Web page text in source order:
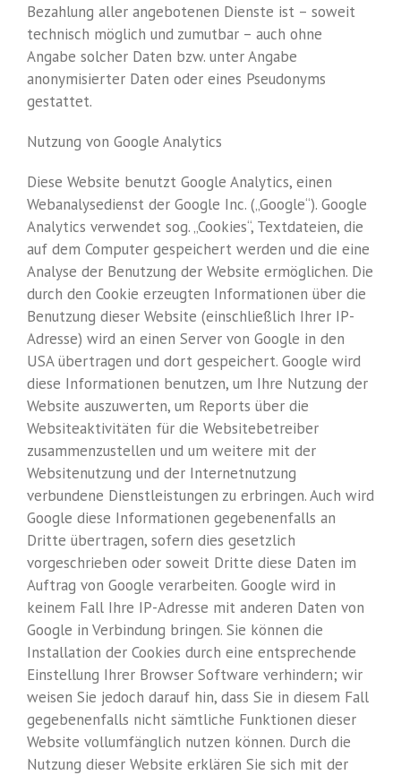
Bezahlung aller angebotenen Dienste ist – soweit
technisch möglich und zumutbar – auch ohne
Angabe solcher Daten bzw. unter Angabe
anonymisierter Daten oder eines Pseudonyms
gestattet.
Nutzung von Google Analytics
Diese Website benutzt Google Analytics, einen
Webanalysedienst der Google Inc. („Google“). Google
Analytics verwendet sog. „Cookies“, Textdateien, die
auf dem Computer gespeichert werden und die eine
Analyse der Benutzung der Website ermöglichen. Die
durch den Cookie erzeugten Informationen über die
Benutzung dieser Website (einschließlich Ihrer IP-
Adresse) wird an einen Server von Google in den
USA übertragen und dort gespeichert. Google wird
diese Informationen benutzen, um Ihre Nutzung der
Website auszuwerten, um Reports über die
Websiteaktivitäten für die Websitebetreiber
zusammenzustellen und um weitere mit der
Websitenutzung und der Internetnutzung
verbundene Dienstleistungen zu erbringen. Auch wird
Google diese Informationen gegebenenfalls an
Dritte übertragen, sofern dies gesetzlich
vorgeschrieben oder soweit Dritte diese Daten im
Auftrag von Google verarbeiten. Google wird in
keinem Fall Ihre IP-Adresse mit anderen Daten von
Google in Verbindung bringen. Sie können die
Installation der Cookies durch eine entsprechende
Einstellung Ihrer Browser Software verhindern; wir
weisen Sie jedoch darauf hin, dass Sie in diesem Fall
gegebenenfalls nicht sämtliche Funktionen dieser
Website vollumfänglich nutzen können. Durch die
Nutzung dieser Website erklären Sie sich mit der